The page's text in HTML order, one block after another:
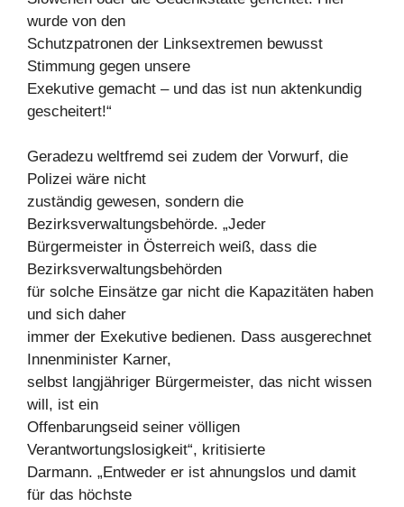
wurde von den
Schutzpatronen der Linksextremen bewusst
Stimmung gegen unsere
Exekutive gemacht – und das ist nun aktenkundig
gescheitert!“
Geradezu weltfremd sei zudem der Vorwurf, die
Polizei wäre nicht
zuständig gewesen, sondern die
Bezirksverwaltungsbehörde. „Jeder
Bürgermeister in Österreich weiß, dass die
Bezirksverwaltungsbehörden
für solche Einsätze gar nicht die Kapazitäten haben
und sich daher
immer der Exekutive bedienen. Dass ausgerechnet
Innenminister Karner,
selbst langjähriger Bürgermeister, das nicht wissen
will, ist ein
Offenbarungseid seiner völligen
Verantwortungslosigkeit“, kritisierte
Darmann. „Entweder er ist ahnungslos und damit
für das höchste